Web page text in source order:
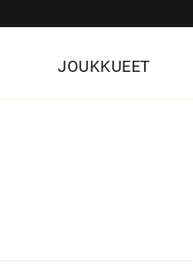
JOUKKUEET